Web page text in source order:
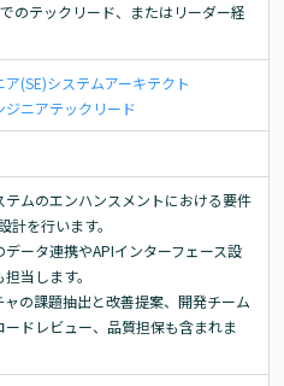
のテックリード、またはリーダー経
(SE)システムアーキテクト
ジニアテックリード
テムのエンハンスメントにおける要件
計を行います。
ータ連携やAPIインターフェース設
当します。
の課題抽出と改善提案、開発チーム
ドレビュー、品質担保も含まれま